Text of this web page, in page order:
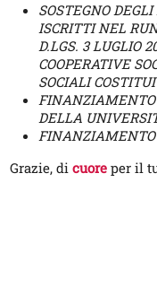
SOSTEGNO
ISCRITTI NEL
D.LGS. 3 LUGLIO
COOPERATIVE
SOCIALI
FINANZIAMENTO
DELLA
FINANZIAMENTO
Grazie, dicuore per il